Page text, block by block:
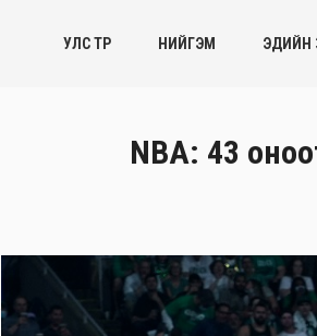
УЛС ТӨР НИЙГЭМ ЭДИЙН
NBA: 43